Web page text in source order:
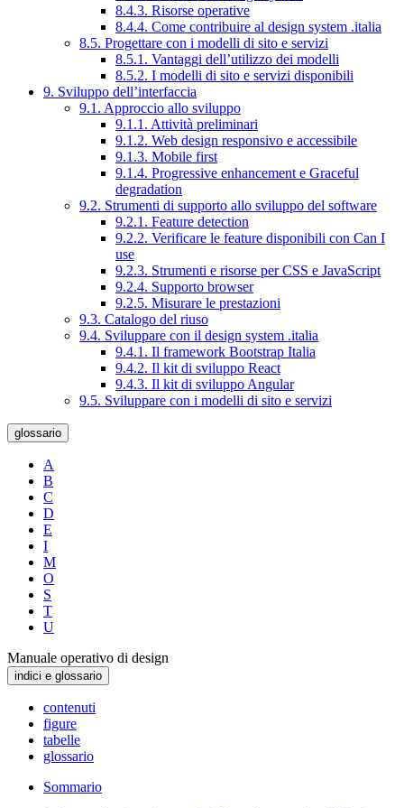
8.4.3. Risorse operative
8.4.4. Come contribuire al design system .italia
8.5. Progettare con i modelli di sito e servizi
8.5.1. Vantaggi dell’utilizzo dei modelli
8.5.2. I modelli di sito e servizi disponibili
9. Sviluppo dell’interfaccia
9.1. Approccio allo sviluppo
9.1.1. Attività preliminari
9.1.2. Web design responsivo e accessibile
9.1.3. Mobile first
9.1.4. Progressive enhancement e Graceful
degradation
9.2. Strumenti di supporto allo sviluppo del software
9.2.1. Feature detection
9.2.2. Verificare le feature disponibili con Can I
use
9.2.3. Strumenti e risorse per CSS e JavaScript
9.2.4. Supporto browser
9.2.5. Misurare le prestazioni
9.3. Catalogo del riuso
9.4. Sviluppare con il design system .italia
9.4.1. Il framework Bootstrap Italia
9.4.2. Il kit di sviluppo React
9.4.3. Il kit di sviluppo Angular
9.5. Sviluppare con i modelli di sito e servizi
glossario
A
B
C
D
E
I
M
O
S
T
U
Manuale operativo di design
indici e glossario
contenuti
figure
tabelle
glossario
Sommario